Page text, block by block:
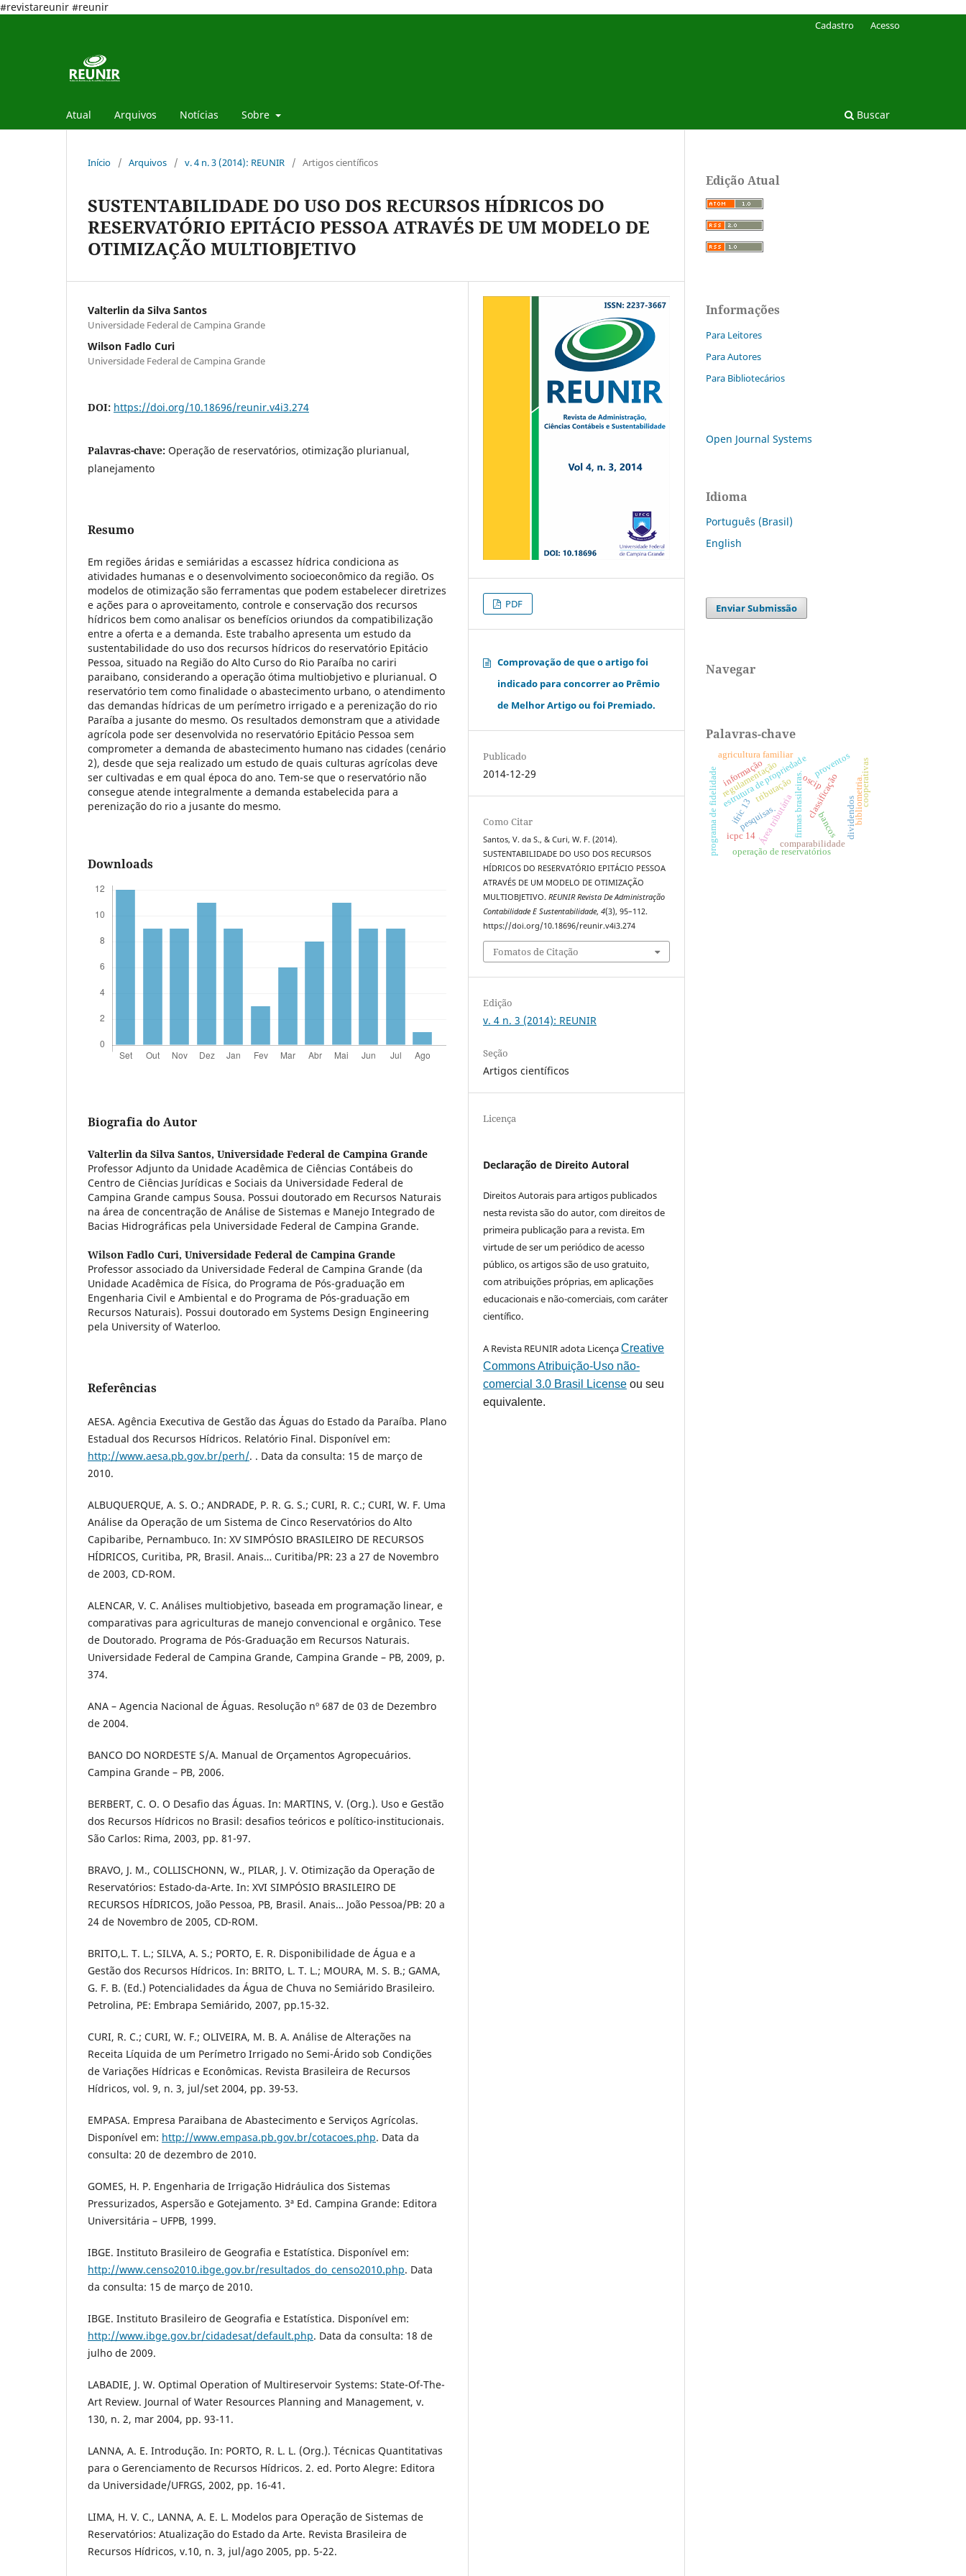
#revistareunir #reunir
Atual Arquivos Notícias Sobre Buscar
Cadastro Acesso
Início / Arquivos / v. 4 n. 3 (2014): REUNIR / Artigos científicos
SUSTENTABILIDADE DO USO DOS RECURSOS HÍDRICOS DO
RESERVATÓRIO EPITÁCIO PESSOA ATRAVÉS DE UM MODELO DE
OTIMIZAÇÃO MULTIOBJETIVO
Valterlin da Silva Santos
Universidade Federal de Campina Grande
Wilson Fadlo Curi
Universidade Federal de Campina Grande
DOI: https://doi.org/10.18696/reunir.v4i3.274
Palavras-chave: Operação de reservatórios, otimização plurianual,
planejamento
Resumo
Em regiões áridas e semiáridas a escassez hídrica condiciona as
atividades humanas e o desenvolvimento socioeconômico da região. Os
modelos de otimização são ferramentas que podem estabelecer diretrizes
e ações para o aproveitamento, controle e conservação dos recursos
hídricos bem como analisar os benefícios oriundos da compatibilização
entre a oferta e a demanda. Este trabalho apresenta um estudo da
sustentabilidade do uso dos recursos hídricos do reservatório Epitácio
Pessoa, situado na Região do Alto Curso do Rio Paraíba no cariri
paraibano, considerando a operação ótima multiobjetivo e plurianual. O
reservatório tem como finalidade o abastecimento urbano, o atendimento
das demandas hídricas de um perímetro irrigado e a perenização do rio
Paraíba a jusante do mesmo. Os resultados demonstram que a atividade
agrícola pode ser desenvolvida no reservatório Epitácio Pessoa sem
comprometer a demanda de abastecimento humano nas cidades (cenário
2), desde que seja realizado um estudo de quais culturas agrícolas deve
ser cultivadas e em qual época do ano. Tem-se que o reservatório não
consegue atende integralmente a demanda estabelecida para a
perenização do rio a jusante do mesmo.
Downloads
Biografia do Autor
Valterlin da Silva Santos, Universidade Federal de Campina Grande
Professor Adjunto da Unidade Acadêmica de Ciências Contábeis do
Centro de Ciências Jurídicas e Sociais da Universidade Federal de
Campina Grande campus Sousa. Possui doutorado em Recursos Naturais
na área de concentração de Análise de Sistemas e Manejo Integrado de
Bacias Hidrográficas pela Universidade Federal de Campina Grande.
Wilson Fadlo Curi, Universidade Federal de Campina Grande
Professor associado da Universidade Federal de Campina Grande (da
Unidade Acadêmica de Física, do Programa de Pós-graduação em
Engenharia Civil e Ambiental e do Programa de Pós-graduação em
Recursos Naturais). Possui doutorado em Systems Design Engineering
pela University of Waterloo.
Referências
AESA. Agência Executiva de Gestão das Águas do Estado da Paraíba. Plano
Estadual dos Recursos Hídricos. Relatório Final. Disponível em:
http://www.aesa.pb.gov.br/perh/. . Data da consulta: 15 de março de
2010.
ALBUQUERQUE, A. S. O.; ANDRADE, P. R. G. S.; CURI, R. C.; CURI, W. F. Uma
Análise da Operação de um Sistema de Cinco Reservatórios do Alto
Capibaribe, Pernambuco. In: XV SIMPÓSIO BRASILEIRO DE RECURSOS
HÍDRICOS, Curitiba, PR, Brasil. Anais… Curitiba/PR: 23 a 27 de Novembro
de 2003, CD-ROM.
ALENCAR, V. C. Análises multiobjetivo, baseada em programação linear, e
comparativas para agriculturas de manejo convencional e orgânico. Tese
de Doutorado. Programa de Pós-Graduação em Recursos Naturais.
Universidade Federal de Campina Grande, Campina Grande – PB, 2009, p.
374.
ANA – Agencia Nacional de Águas. Resolução nº 687 de 03 de Dezembro
de 2004.
BANCO DO NORDESTE S/A. Manual de Orçamentos Agropecuários.
Campina Grande – PB, 2006.
BERBERT, C. O. O Desafio das Águas. In: MARTINS, V. (Org.). Uso e Gestão
dos Recursos Hídricos no Brasil: desafios teóricos e político-institucionais.
São Carlos: Rima, 2003, pp. 81-97.
BRAVO, J. M., COLLISCHONN, W., PILAR, J. V. Otimização da Operação de
Reservatórios: Estado-da-Arte. In: XVI SIMPÓSIO BRASILEIRO DE
RECURSOS HÍDRICOS, João Pessoa, PB, Brasil. Anais… João Pessoa/PB: 20 a
24 de Novembro de 2005, CD-ROM.
BRITO,L. T. L.; SILVA, A. S.; PORTO, E. R. Disponibilidade de Água e a
Gestão dos Recursos Hídricos. In: BRITO, L. T. L.; MOURA, M. S. B.; GAMA,
G. F. B. (Ed.) Potencialidades da Água de Chuva no Semiárido Brasileiro.
Petrolina, PE: Embrapa Semiárido, 2007, pp.15-32.
CURI, R. C.; CURI, W. F.; OLIVEIRA, M. B. A. Análise de Alterações na
Receita Líquida de um Perímetro Irrigado no Semi-Árido sob Condições
de Variações Hídricas e Econômicas. Revista Brasileira de Recursos
Hídricos, vol. 9, n. 3, jul/set 2004, pp. 39-53.
EMPASA. Empresa Paraibana de Abastecimento e Serviços Agrícolas.
Disponível em: http://www.empasa.pb.gov.br/cotacoes.php. Data da
consulta: 20 de dezembro de 2010.
GOMES, H. P. Engenharia de Irrigação Hidráulica dos Sistemas
Pressurizados, Aspersão e Gotejamento. 3ª Ed. Campina Grande: Editora
Universitária – UFPB, 1999.
IBGE. Instituto Brasileiro de Geografia e Estatística. Disponível em:
http://www.censo2010.ibge.gov.br/resultados_do_censo2010.php. Data
da consulta: 15 de março de 2010.
IBGE. Instituto Brasileiro de Geografia e Estatística. Disponível em:
http://www.ibge.gov.br/cidadesat/default.php. Data da consulta: 18 de
julho de 2009.
LABADIE, J. W. Optimal Operation of Multireservoir Systems: State-Of-The-
Art Review. Journal of Water Resources Planning and Management, v.
130, n. 2, mar 2004, pp. 93-11.
LANNA, A. E. Introdução. In: PORTO, R. L. L. (Org.). Técnicas Quantitativas
para o Gerenciamento de Recursos Hídricos. 2. ed. Porto Alegre: Editora
da Universidade/UFRGS, 2002, pp. 16-41.
LIMA, H. V. C., LANNA, A. E. L. Modelos para Operação de Sistemas de
Reservatórios: Atualização do Estado da Arte. Revista Brasileira de
Recursos Hídricos, v.10, n. 3, jul/ago 2005, pp. 5-22.
PDF
Comprovação de que o artigo foi
indicado para concorrer ao Prêmio
de Melhor Artigo ou foi Premiado.
Publicado
2014-12-29
Como Citar
Santos, V. da S., & Curi, W. F. (2014).
SUSTENTABILIDADE DO USO DOS RECURSOS
HÍDRICOS DO RESERVATÓRIO EPITÁCIO PESSOA
ATRAVÉS DE UM MODELO DE OTIMIZAÇÃO
MULTIOBJETIVO.REUNIR Revista De Administração
Contabilidade E Sustentabilidade,4(3), 95–112.
https://doi.org/10.18696/reunir.v4i3.274
Fomatos de Citação
Edição
v. 4 n. 3 (2014): REUNIR
Seção
Artigos científicos
Licença
Declaração de Direito Autoral
Direitos Autorais para artigos publicados
nesta revista são do autor, com direitos de
primeira publicação para a revista. Em
virtude de ser um periódico de acesso
público, os artigos são de uso gratuito,
com atribuições próprias, em aplicações
educacionais e não-comerciais, com caráter
científico.
A Revista REUNIR adota LicençaCreative
Commons Atribuição-Uso não-
comercial 3.0 Brasil License ou seu
equivalente.
Edição Atual
Informações
Para Leitores
Para Autores
Para Bibliotecários
Open Journal Systems
Idioma
Português (Brasil)
English
Enviar Submissão
Navegar
Palavras-chave
classificação
Área tributária
tributação
estrutura de propriedade
firmas brasileiras.
agricultura familiar
bibliometria.
bancos
regulamentação
pesquisas.
oscip
ifric 13
programa de fidelidade comparabilidade
operação de reservatórios
icpc 14
cooperativas
dividendos
proventos
informação